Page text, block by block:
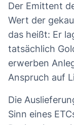
Der Emittent
Wert der
das heißt: Er
tatsächlich
erwerben
Anspruch auf
Die
Sinn eines